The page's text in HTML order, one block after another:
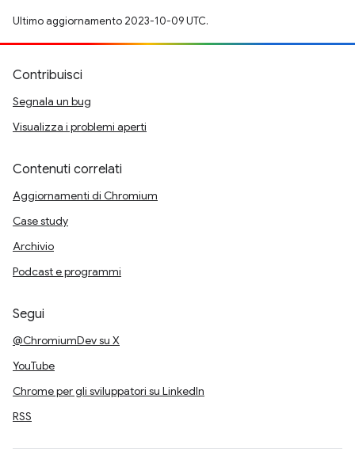
Ultimo aggiornamento 2023-10-09 UTC.
Contribuisci
Segnala un bug
Visualizza i problemi aperti
Contenuti correlati
Aggiornamenti di Chromium
Case study
Archivio
Podcast e programmi
Segui
@ChromiumDev su X
YouTube
Chrome per gli sviluppatori su LinkedIn
RSS